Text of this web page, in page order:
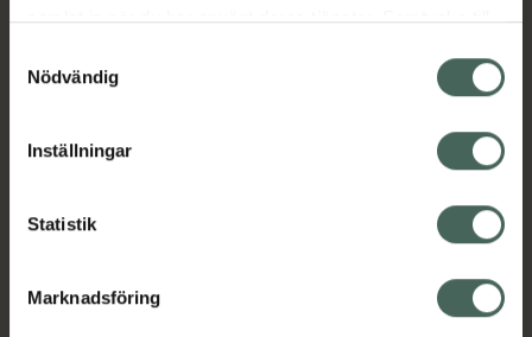
samlat in när du har använt deras tjänster. Samtycke till
återkalla ditt samtycke via webbplatsens
cookieinställningar. Ett återkallat samtycke påverkar inte
lagligheten av behandling som skett innan återkallelsen.
Nödvändig
Inställningar
Statistik
Marknadsföring
EAN:04560220554531
Kategorier:
Sexleksaker för män
Sexleksaker för par
Sexleksaker för par
Visa
Visa